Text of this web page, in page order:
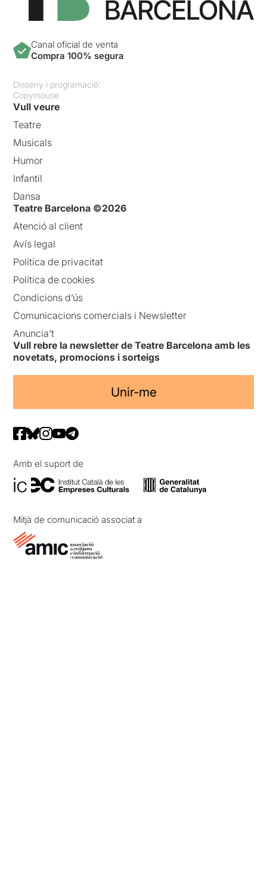
Canal oficial de venta
Compra 100% segura
Disseny i programació:
Copymouse
Vull veure
Teatre
Musicals
Humor
Infantil
Dansa
Teatre Barcelona ©2026
Atenció al client
Avís legal
Política de privacitat
Política de cookies
Condicions d’ús
Comunicacions comercials i Newsletter
Anuncia’t
Vull rebre la newsletter de Teatre Barcelona amb les
novetats, promocions i sorteigs
Unir-me
Amb el suport de
Mitjà de comunicació associat a